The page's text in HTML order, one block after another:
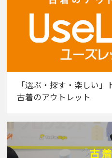
「選ぶ・探す・楽しい
古着のアウトレット